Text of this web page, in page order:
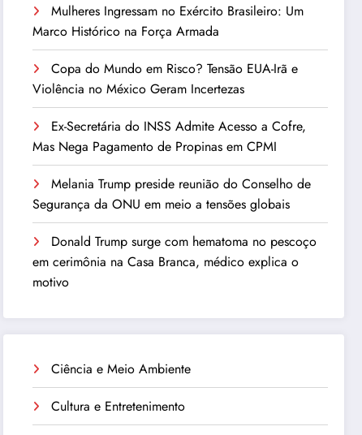
Mulheres Ingressam no Exército Brasileiro: Um
Marco Histórico na Força Armada
Copa do Mundo em Risco? Tensão EUA-Irã e
Violência no México Geram Incertezas
Ex-Secretária do INSS Admite Acesso a Cofre,
Mas Nega Pagamento de Propinas em CPMI
Melania Trump preside reunião do Conselho de
Segurança da ONU em meio a tensões globais
Donald Trump surge com hematoma no pescoço
em cerimônia na Casa Branca, médico explica o
motivo
Ciência e Meio Ambiente
Cultura e Entretenimento